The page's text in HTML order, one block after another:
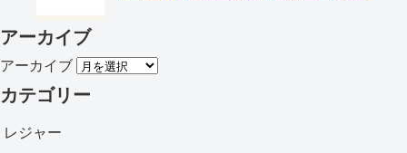
アーカイブ
アーカイブ
カテゴリー
レジャー